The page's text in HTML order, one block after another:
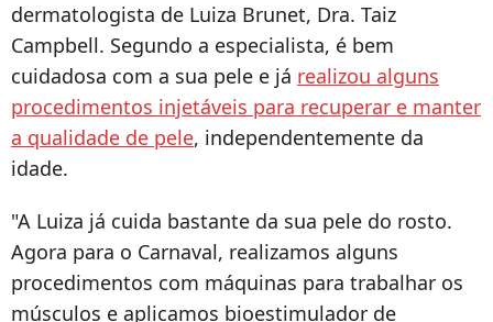
dermatologista de Luiza Brunet, Dra. Taiz
Campbell. Segundo a especialista, é bem
cuidadosa com a sua pele e já realizou alguns
procedimentos injetáveis para recuperar e manter
a qualidade de pele, independentemente da
idade.
"A Luiza já cuida bastante da sua pele do rosto.
Agora para o Carnaval, realizamos alguns
procedimentos com máquinas para trabalhar os
músculos e aplicamos bioestimulador de